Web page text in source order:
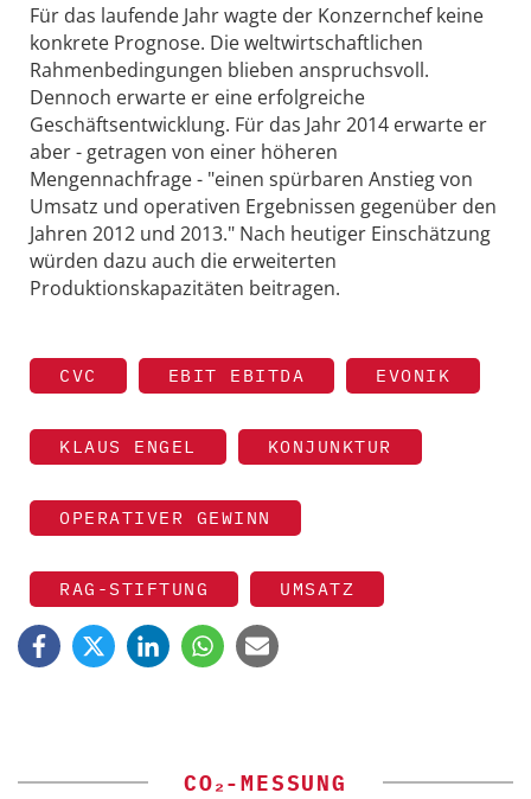
Für das laufende Jahr wagte der Konzernchef keine
konkrete Prognose. Die weltwirtschaftlichen
Rahmenbedingungen blieben anspruchsvoll.
Dennoch erwarte er eine erfolgreiche
Geschäftsentwicklung. Für das Jahr 2014 erwarte er
aber - getragen von einer höheren
Mengennachfrage - "einen spürbaren Anstieg von
Umsatz und operativen Ergebnissen gegenüber den
Jahren 2012 und 2013." Nach heutiger Einschätzung
würden dazu auch die erweiterten
Produktionskapazitäten beitragen.
CVC EBIT EBITDA EVONIK
KLAUS ENGEL KONJUNKTUR
OPERATIVER GEWINN
RAG-STIFTUNG UMSATZ
CO₂-MESSUNG